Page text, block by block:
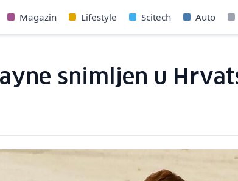
Magazin Lifestyle Scitech Auto
snimljen u